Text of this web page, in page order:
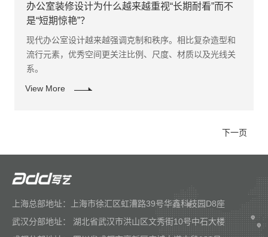
办公室装修设计为什么越来越重视“长期耐看”而不
是“短期惊艳”？
现代办公室设计越来越强调克制和秩序。相比复杂造型和
流行元素，优秀空间更关注比例、尺度、材质以及光线关
系。
View More
下一页
上海总部地址：上海市徐汇区虹漕路39号华鑫科技园D8座
武汉分部地址： 湖北省武汉市洪山区文秀街10号中石大楼